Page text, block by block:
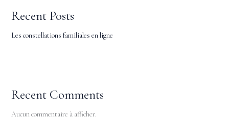
Recent Posts
Les constellations familiales en ligne
Recent Comments
Aucun commentaire à afficher.